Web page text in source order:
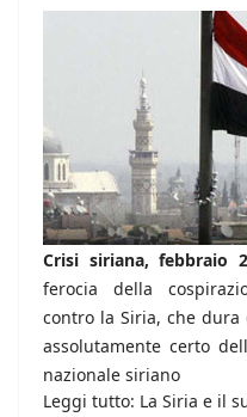
Crisi siriana, febbraio
ferocia della
contro la Siria, che
assolutamente certo
nazionale siriano
Leggi tutto: La Siria e il